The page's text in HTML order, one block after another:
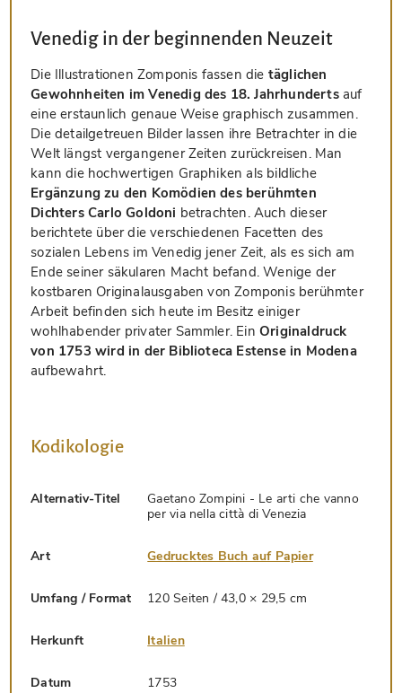
Venedig in der beginnenden Neuzeit
Die Illustrationen Zomponis fassen die täglichen
Gewohnheiten im Venedig des 18. Jahrhundertsauf
eine erstaunlich genaue Weise graphisch zusammen.
Die detailgetreuen Bilder lassen ihre Betrachter in die
Welt längst vergangener Zeiten zurückreisen. Man
kann die hochwertigen Graphiken als bildliche
Ergänzung zu den Komödien des berühmten
Dichters Carlo Goldoni betrachten. Auch dieser
berichtete über die verschiedenen Facetten des
sozialen Lebens im Venedig jener Zeit, als es sich am
Ende seiner säkularen Macht befand. Wenige der
kostbaren Originalausgaben von Zomponis berühmter
Arbeit befinden sich heute im Besitz einiger
wohlhabender privater Sammler. EinOriginaldruck
von 1753 wird in der Biblioteca Estense in Modena
aufbewahrt.
Kodikologie
Alternativ-Titel
Gaetano Zompini - Le arti che vanno
per via nella città di Venezia
Art Gedrucktes Buch auf Papier
Umfang / Format 120 Seiten / 43,0 × 29,5 cm
Herkunft Italien
Datum 1753